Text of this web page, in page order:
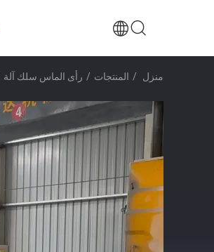
منزل / المنتجات / رأى الماس سلك آلة